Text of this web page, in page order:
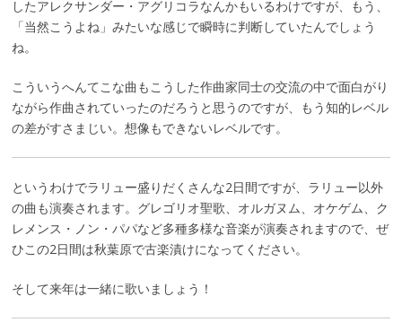
したアレクサンダー・アグリコラなんかもいるわけですが、もう、
「当然こうよね」みたいな感じで瞬時に判断していたんでしょう
ね。
こういうへんてこな曲もこうした作曲家同士の交流の中で面白がり
ながら作曲されていったのだろうと思うのですが、もう知的レベル
の差がすさまじい。想像もできないレベルです。
というわけでラリュー盛りだくさんな2日間ですが、ラリュー以外
の曲も演奏されます。グレゴリオ聖歌、オルガヌム、オケゲム、ク
レメンス・ノン・パパなど多種多様な音楽が演奏されますので、ぜ
ひこの2日間は秋葉原で古楽漬けになってください。
そして来年は一緒に歌いましょう！